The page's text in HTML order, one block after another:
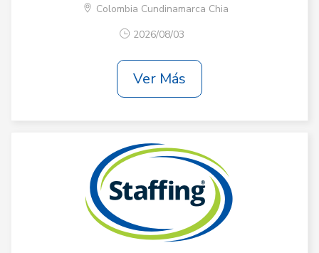
Colombia Cundinamarca Chia
2026/08/03
Ver Más